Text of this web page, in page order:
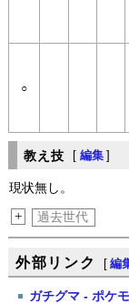
○
教え技 [ 編集 ]
現状無し。
+ 過去世代
外部リンク [ 編
ガチグマ - ポケ